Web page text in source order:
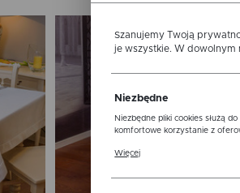
Szanujemy Twoją
je wszystkie. W dowolnym
Niezbędne
Niezbędne pliki cookies służą
komfortowe korzystanie z
ustawień preferencji
Więcej